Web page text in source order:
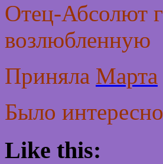
Отец-Абсолют
возлюбленную
Приняла Марта
Было
Like this: